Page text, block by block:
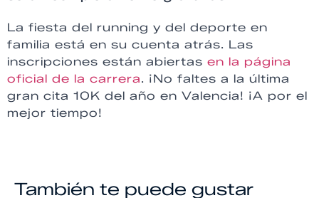
La fiesta del running y del deporte en
familia está en su cuenta atrás. Las
inscripciones están abiertas en la página
oficial de la carrera. ¡No faltes a la última
gran cita 10K del año en Valencia! ¡A por el
mejor tiempo!
También te puede gustar